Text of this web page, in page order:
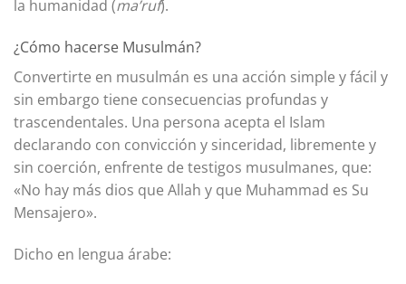
la humanidad (ma’ruf).
¿Cómo hacerse Musulmán?
Convertirte en musulmán es una acción simple y fácil y
sin embargo tiene consecuencias profundas y
trascendentales. Una persona acepta el Islam
declarando con convicción y sinceridad, libremente y
sin coerción, enfrente de testigos musulmanes, que:
«No hay más dios que Allah y que Muhammad es Su
Mensajero».
Dicho en lengua árabe: